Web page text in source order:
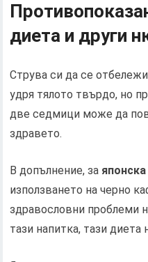
диета и други
Струва си да се
удря тялото твърдо, но
две седмици може да
здравето.
В допълнение, за
използването на черно
здравословни проблеми
тази напитка, тази диета